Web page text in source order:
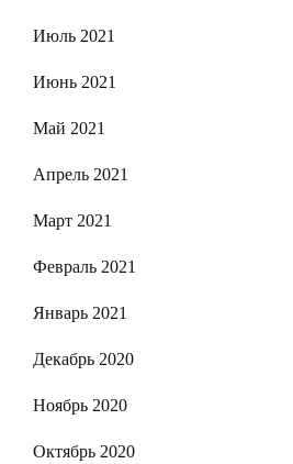
Июль 2021
Июнь 2021
Май 2021
Апрель 2021
Март 2021
Февраль 2021
Январь 2021
Декабрь 2020
Ноябрь 2020
Октябрь 2020